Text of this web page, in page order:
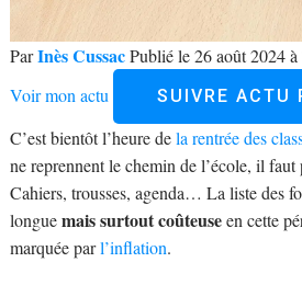
ParInès CussacPublié le 26 août 2024
Voir mon actu
SUIVRE ACTU
C’est bientôt l’heure dela rentrée des
ne reprennent le chemin de l’école, il faut
Cahiers, trousses, agenda… La liste des
longuemais surtout coûteuseen cette
marquée parl’inflation.